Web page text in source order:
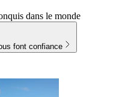
dans le monde
font confiance